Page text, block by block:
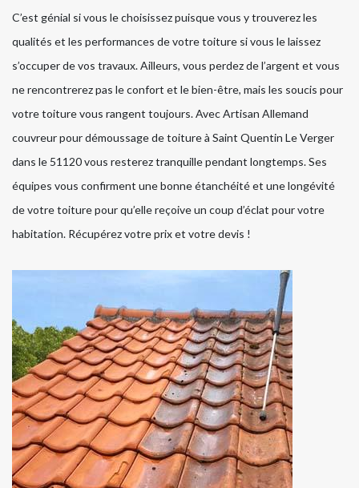
C’est génial si vous le choisissez puisque vous y trouverez les
qualités et les performances de votre toiture si vous le laissez
s’occuper de vos travaux. Ailleurs, vous perdez de l’argent et vous
ne rencontrerez pas le confort et le bien-être, mais les soucis pour
votre toiture vous rangent toujours. Avec Artisan Allemand
couvreur pour démoussage de toiture à Saint Quentin Le Verger
dans le 51120 vous resterez tranquille pendant longtemps. Ses
équipes vous confirment une bonne étanchéité et une longévité
de votre toiture pour qu’elle reçoive un coup d’éclat pour votre
habitation. Récupérez votre prix et votre devis !